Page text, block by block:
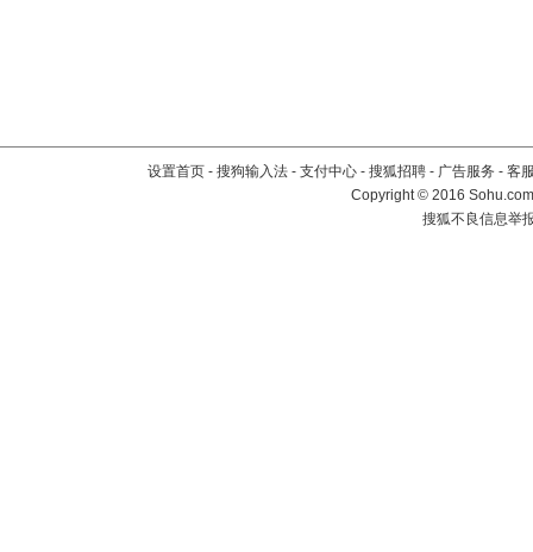
设置首页 - 搜狗输入法 - 支付中心 - 搜狐招聘 - 广告服务 - 客
Copyright©2016
搜狐不良信息举